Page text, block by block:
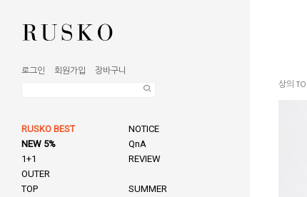
로그인 회원가입 장바구니
RUSKO BEST
NEW 5%
1+1
OUTER
TOP
NOTICE
QnA
REVIEW
SUMMER
상의